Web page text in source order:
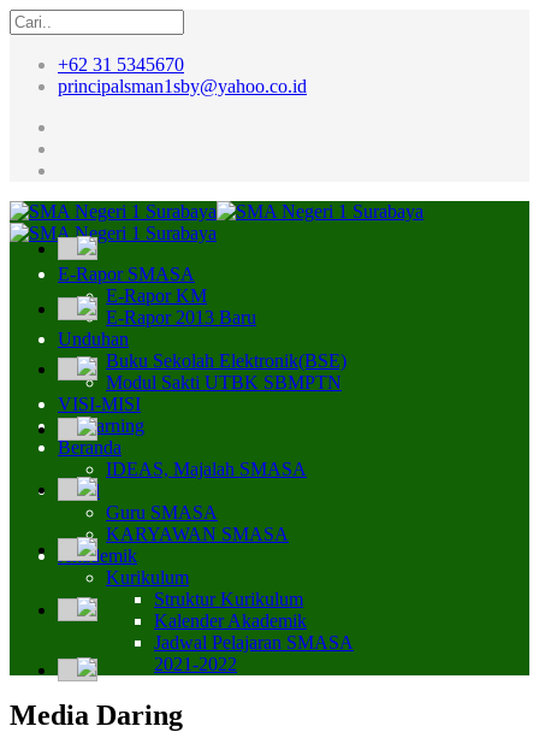
+62 31 5345670
principalsman1sby@yahoo.co.id
E-Rapor SMASA
E-Rapor KM
E-Rapor 2013 Baru
Unduhan
Buku Sekolah Elektronik(BSE)
Modul Sakti UTBK SBMPTN
VISI-MISI
E-Learning
Beranda
IDEAS, Majalah SMASA
Profil
Guru SMASA
KARYAWAN SMASA
Akademik
Kurikulum
Struktur Kurikulum
Kalender Akademik
Jadwal Pelajaran SMASA
2021-2022
Media Daring